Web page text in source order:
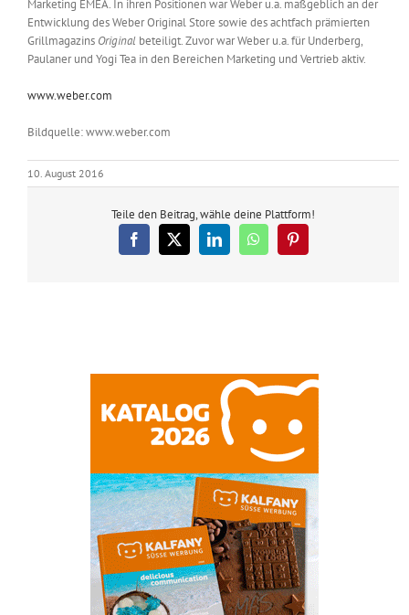
Jobshop
Marketing EMEA. In ihren Positionen war Weber u.a. maßgeblich an der
Entwicklung des Weber Original Store sowie des achtfach prämierten
Grillmagazins Original beteiligt. Zuvor war Weber u.a. für Underberg,
Paulaner und Yogi Tea in den Bereichen Marketing und Vertrieb aktiv.
www.weber.com
Bildquelle: www.weber.com
10. August 2016
Teile den Beitrag, wähle deine Plattform!
Facebook
X LinkedInWhatsAppPinterest